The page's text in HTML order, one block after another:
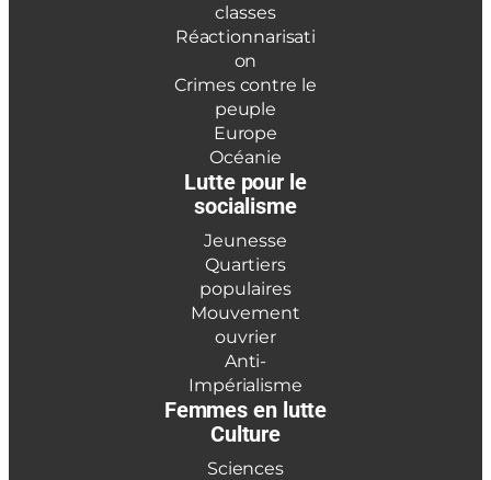
classes
Réactionnarisati
on
Crimes contre le
peuple
Europe
Océanie
Lutte pour le
socialisme
Jeunesse
Quartiers
populaires
Mouvement
ouvrier
Anti-
Impérialisme
Femmes en lutte
Culture
Sciences